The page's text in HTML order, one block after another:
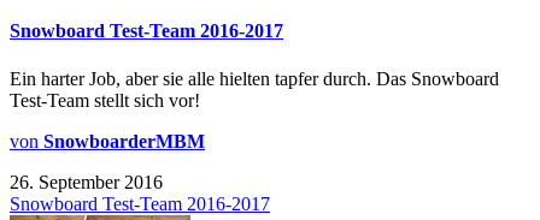
Snowboard Test-Team 2016-2017
Ein harter Job, aber sie alle hielten tapfer durch. Das Snowboard
Test-Team stellt sich vor!
von SnowboarderMBM
26. September 2016
Snowboard Test-Team 2016-2017